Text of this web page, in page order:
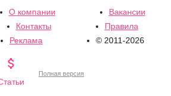
О компании
Вакансии
Контакты
Правила
Реклама
© 2011-2026

Полная версия